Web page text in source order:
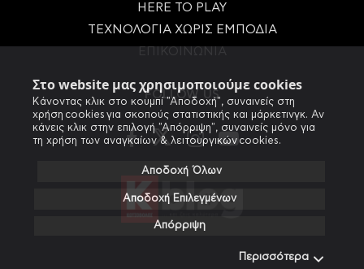
Στο website μας χρησιμοποιούμε cookies
Κάνοντας κλικ στο κουμπί "Αποδοχή", συναινείς στη
χρήση cookies για σκοπούς στατιστικής και μάρκετινγκ. Αν
κάνεις κλικ στην επιλογή "Απόρριψη", συναινείς μόνο για
τη χρήση των αναγκαίων & λειτουργικών cookies.
Αποδοχή Όλων
Αποδοχή Επιλεγμένων
Απόρριψη
Περισσότερα
HERE TO PLAY
ΤΕΧΝΟΛΟΓΙΑ ΧΩΡΙΣ ΕΜΠΟΔΙΑ
FOLLOW US